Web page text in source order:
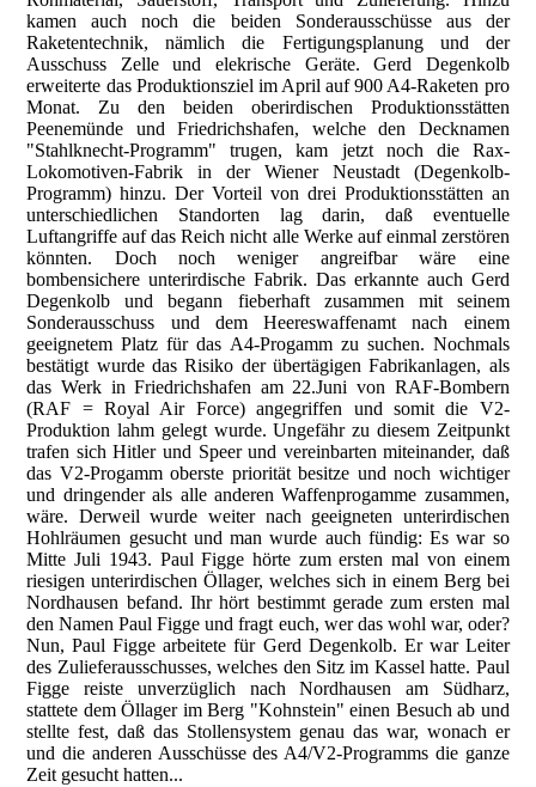
kamen auch noch die beiden Sonderausschüsse aus der
Raketentechnik, nämlich die Fertigungsplanung und der
Ausschuss Zelle und elekrische Geräte. Gerd Degenkolb
erweiterte das Produktionsziel im April auf 900 A4-Raketen pro
Monat. Zu den beiden oberirdischen Produktionsstätten
Peenemünde und Friedrichshafen, welche den Decknamen
"Stahlknecht-Programm" trugen, kam jetzt noch die Rax-
Lokomotiven-Fabrik in der Wiener Neustadt (Degenkolb-
Programm) hinzu. Der Vorteil von drei Produktionsstätten an
unterschiedlichen Standorten lag darin, daß eventuelle
Luftangriffe auf das Reich nicht alle Werke auf einmal zerstören
könnten. Doch noch weniger angreifbar wäre eine
bombensichere unterirdische Fabrik. Das erkannte auch Gerd
Degenkolb und begann fieberhaft zusammen mit seinem
Sonderausschuss und dem Heereswaffenamt nach einem
geeignetem Platz für das A4-Progamm zu suchen. Nochmals
bestätigt wurde das Risiko der übertägigen Fabrikanlagen, als
das Werk in Friedrichshafen am 22.Juni von RAF-Bombern
(RAF = Royal Air Force) angegriffen und somit die V2-
Produktion lahm gelegt wurde. Ungefähr zu diesem Zeitpunkt
trafen sich Hitler und Speer und vereinbarten miteinander, daß
das V2-Progamm oberste priorität besitze und noch wichtiger
und dringender als alle anderen Waffenprogamme zusammen,
wäre. Derweil wurde weiter nach geeigneten unterirdischen
Hohlräumen gesucht und man wurde auch fündig: Es war so
Mitte Juli 1943. Paul Figge hörte zum ersten mal von einem
riesigen unterirdischen Öllager, welches sich in einem Berg bei
Nordhausen befand. Ihr hört bestimmt gerade zum ersten mal
den Namen Paul Figge und fragt euch, wer das wohl war, oder?
Nun, Paul Figge arbeitete für Gerd Degenkolb. Er war Leiter
des Zulieferausschusses, welches den Sitz im Kassel hatte. Paul
Figge reiste unverzüglich nach Nordhausen am Südharz,
stattete dem Öllager im Berg "Kohnstein" einen Besuch ab und
stellte fest, daß das Stollensystem genau das war, wonach er
und die anderen Ausschüsse des A4/V2-Programms die ganze
Zeit gesucht hatten...